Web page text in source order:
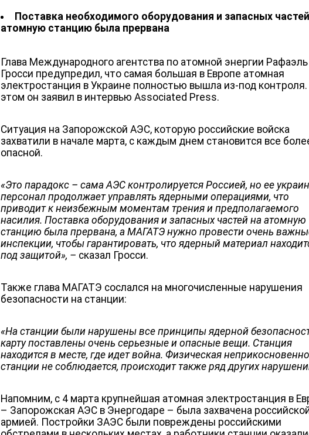
Поставка необходимого оборудования и запасных
атомную станцию ​​была прервана
Глава Международного агентства по атомной энергии Рафаэль
Гросси предупредил, что самая большая в Европе атомная
электростанция в Украине полностью вышла из-под
этом он заявил в интервью Associated Press.
Ситуация на Запорожской АЭС, которую российские войска
захватили в начале марта, с каждым днем ​​становится все
опасной.
«Это парадокс – сама АЭС контролируется Россией, но ее
персонал продолжает управлять ядерными операциями, что
приводит к неизбежным моментам трения и предполагаемого
насилия. Поставка оборудования и запасных частей на атомную
станцию ​​была прервана, а МАГАТЭ нужно провести очень
инспекции, чтобы гарантировать, что ядерный материал
под защитой», – сказал Гросси.
Также глава МАГАТЭ сослался на многочисленные нарушения
безопасности на станции:
«На станции были нарушены все принципы ядерной
карту поставлены очень серьезные и опасные вещи. Станция
находится в месте, где идет война. Физическая
станции не соблюдается, происходит также ряд других
Напомним, с 4 марта крупнейшая атомная электростанция в
– Запорожская АЭС в Энергодаре – была захвачена
армией. Постройки ЗАЭС были повреждены российскими